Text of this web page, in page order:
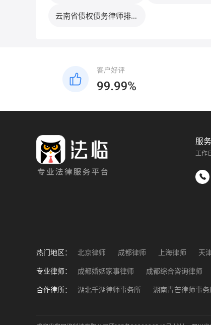
云南省债权债务律师排行
服
工作
热门地区： 北京律师 成都律师 上海律师 天
福州律师
南昌律师 济南律师 郑
专业律师：
成都婚姻家事律师 成都综合咨询律师
成都工伤事故律师
成都企业法务律师
合作律所：
湖北千湖律师事务所 湖南青芒律师事